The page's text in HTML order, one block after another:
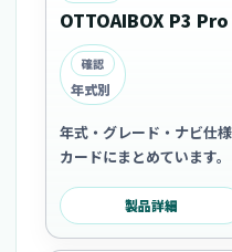
OTTOAIBOX P3 Pro
確認
年式別
年式・グレード・ナビ仕
カードにまとめています。
製品詳細